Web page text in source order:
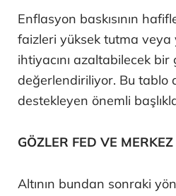
Enflasyon baskısının
faizleri yüksek tutma veya
ihtiyacını azaltabilecek
değerlendiriliyor. Bu tablo
destekleyen önemli
GÖZLER FED VE
Altının bundan sonraki